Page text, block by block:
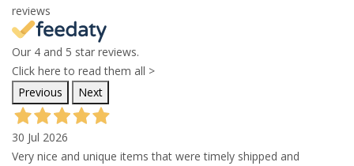
reviews
Our 4 and 5 star reviews.
Click here to read them all >
Previous
Next
30 Jul 2026
Very nice and unique items that were timely shipped and